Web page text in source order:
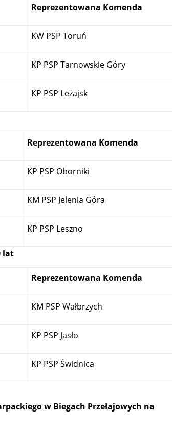
Reprezentowana Komenda
KW PSP Toruń
KP PSP Tarnowskie Góry
KP PSP Leżajsk
Reprezentowana Komenda
KP PSP Oborniki
KM PSP Jelenia Góra
KP PSP Leszno
lat
Reprezentowana Komenda
KM PSP Wałbrzych
KP PSP Jasło
KP PSP Świdnica
w Biegach Przełajowych na